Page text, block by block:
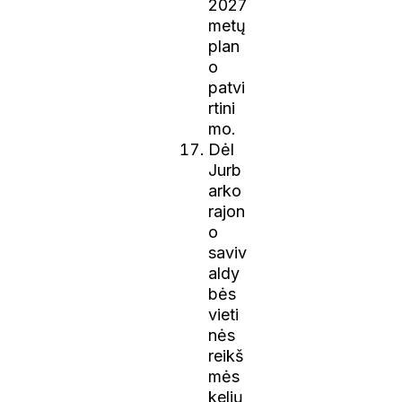
2027
metų
plan
o
patvi
rtini
mo.
Dėl
Jurb
arko
rajon
o
saviv
aldy
bės
vieti
nės
reikš
mės
kelių